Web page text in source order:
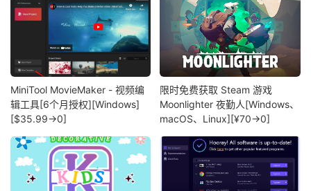
MiniTool MovieMaker - 视频编
辑工具[6个月授权][Windows]
[$35.99→0]
限时免费获取 Steam 游戏
Moonlighter 夜勤人[Windows、
macOS、Linux][¥70→0]